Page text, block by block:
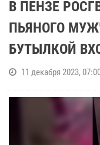
В ПЕНЗЕ
ПЬЯНОГО
БУТЫЛКОЙ
11 декабря 2023,